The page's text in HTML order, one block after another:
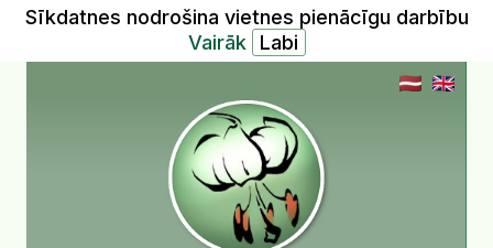
Sīkdatnes nodrošina vietnes pienācīgu darbību
Vairāk